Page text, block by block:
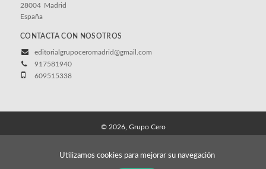
28004 Madrid
España
CONTACTA CON NOSOTROS
editorialgrupoceromadrid@gmail.com
917581940
609515338
© 2026, Grupo Cero
Condiciones de compraUtilizamos cookies para mejorar su navegación